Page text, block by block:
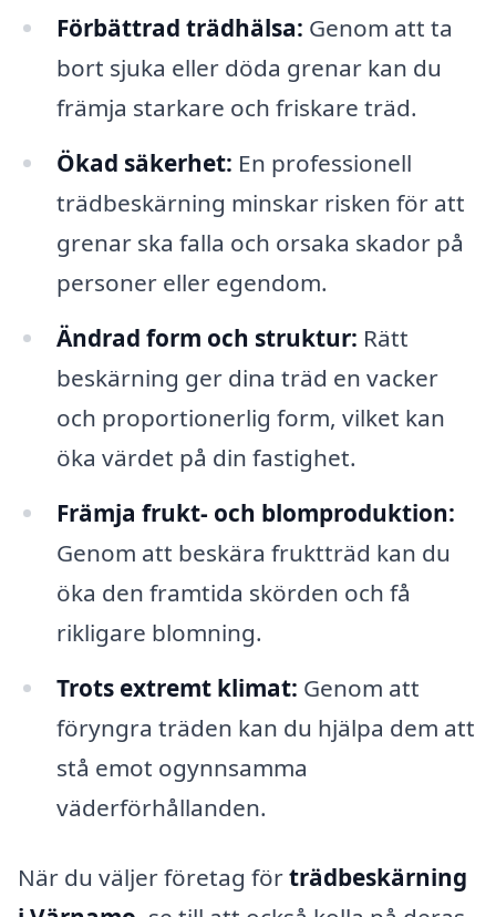
Förbättrad trädhälsa: Genom att ta
bort sjuka eller döda grenar kan du
främja starkare och friskare träd.
Ökad säkerhet: En professionell
trädbeskärning minskar risken för att
grenar ska falla och orsaka skador på
personer eller egendom.
Ändrad form och struktur: Rätt
beskärning ger dina träd en vacker
och proportionerlig form, vilket kan
öka värdet på din fastighet.
Främja frukt- och blomproduktion:
Genom att beskära fruktträd kan du
öka den framtida skörden och få
rikligare blomning.
Trots extremt klimat: Genom att
föryngra träden kan du hjälpa dem att
stå emot ogynnsamma
väderförhållanden.
När du väljer företag förträdbeskärning